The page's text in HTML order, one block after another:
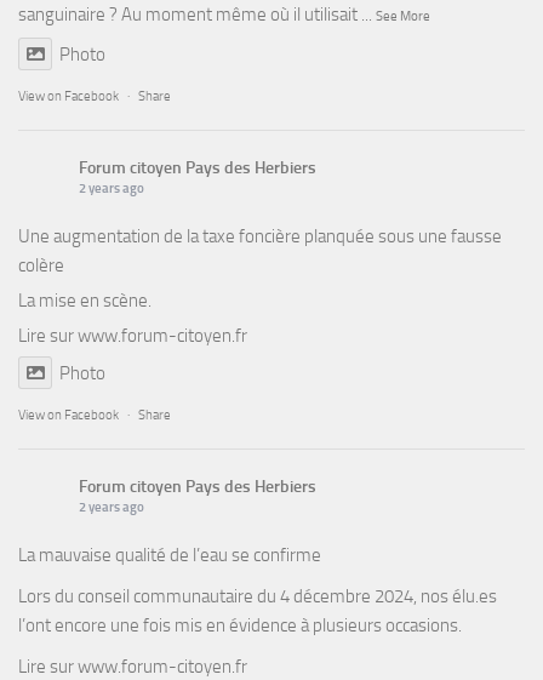
sanguinaire ? Au moment même où il utilisait ... See More
Photo
View on Facebook · Share
Forum citoyen Pays des Herbiers
2 years ago
Une augmentation de la taxe foncière planquée sous une fausse
colère
La mise en scène.
Lire surwww.forum-citoyen.fr
Photo
View on Facebook · Share
Forum citoyen Pays des Herbiers
2 years ago
La mauvaise qualité de l’eau se confirme
Lors du conseil communautaire du 4 décembre 2024, nos élu.es
l’ont encore une fois mis en évidence à plusieurs occasions.
Lire surwww.forum-citoyen.fr